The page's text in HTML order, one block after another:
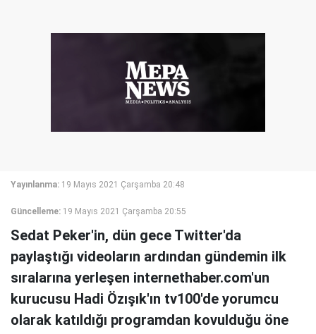
Yayınlanma: 19 Mayıs 2021 Çarşamba 20:48
Güncelleme: 19 Mayıs 2021 Çarşamba 20:55
Sedat Peker'in, dün gece Twitter'da
paylaştığı videoların ardından gündemin ilk
sıralarına yerleşen internethaber.com'un
kurucusu Hadi Özışık'ın tv100'de yorumcu
olarak katıldığı programdan kovulduğu öne